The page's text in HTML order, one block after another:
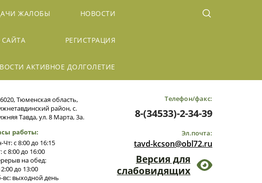
ЖАЛОБЫ НОВОСТИ
САЙТА РЕГИСТРАЦИЯ
АКТИВНОЕ ДОЛГОЛЕТИЕ
Тюменская область,
район, с.
Тавда, ул. 8 Марта, 3а.
работы:
Чт: с 8:00 до 16:15
с 8:00 до 16:00
на обед:
до 13:00
вс: выходной день
Телефон/факс:
8-(34533)-2-34-39
Эл.почта:
tavd-kcson@obl72.ru
Версия для
слабовидящих